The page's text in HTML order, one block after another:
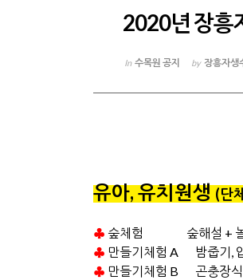
2020년 장흥
In 수목원 공지 by 장흥자생
유아, 유치원생(단
♣ 숲체험 숲해설 + 놀
♣ 만들기체험 A 밤줍기,
♣ 만들기체험 B 곤충장식